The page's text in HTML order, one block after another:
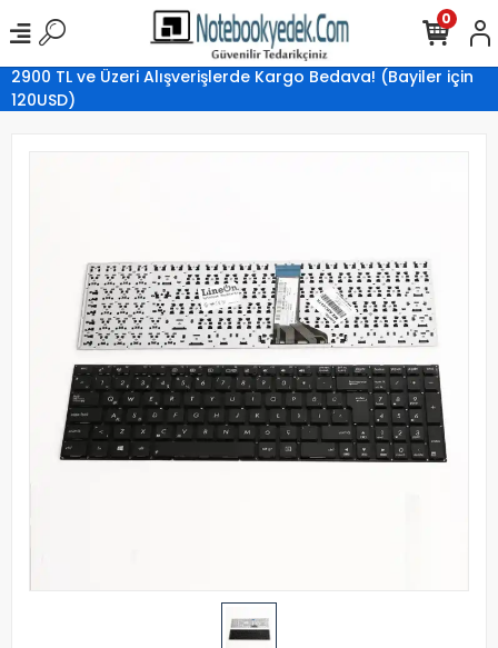
2900 TL ve Üzeri Alışverişlerde Kargo Bedava! (Bayiler için
120USD)
0